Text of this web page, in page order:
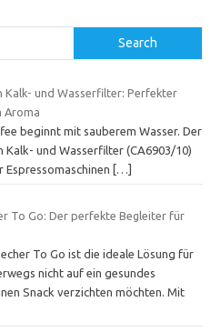
Search
Kalk- und Wasserfilter: Perfekter
Aroma
beginnt mit sauberem Wasser. Der
Kalk- und Wasserfilter (CA6903/10)
[…]
To Go: Der perfekte Begleiter für
To Go ist die ideale Lösung für
nicht auf ein gesundes
Snack verzichten möchten. Mit